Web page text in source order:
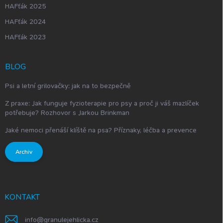
HAFťák 2025
HAFťák 2024
HAFťák 2023
BLOG
Psi a letní grilovačky: jak na to bezpečně
Z praxe: Jak funguje fyzioterapie pro psy a proč ji váš mazlíček
potřebuje? Rozhovor s Jarkou Brinkman
Jaké nemoci přenáší klíště na psa? Příznaky, léčba a prevence
Archiv
KONTAKT
info@granulejehlicka.cz